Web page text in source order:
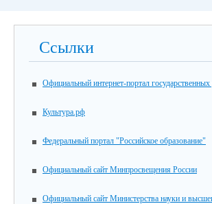
Ссылки
Официальный интернет-портал государственных
Культура.рф
Федеральный портал "Российское образование"
Официальный сайт Минпросвещения России
Официальный сайт Министерства науки и